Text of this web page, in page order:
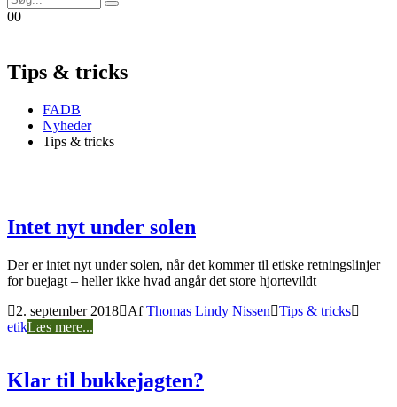
00
Tips & tricks
FADB
Nyheder
Tips & tricks
Intet nyt under solen
Der er intet nyt under solen, når det kommer til etiske retningslinjer
for buejagt – heller ikke hvad angår det store hjortevildt
2. september 2018
AfThomas Lindy Nissen
Tips & tricks
etikLæs mere...
Klar til bukkejagten?